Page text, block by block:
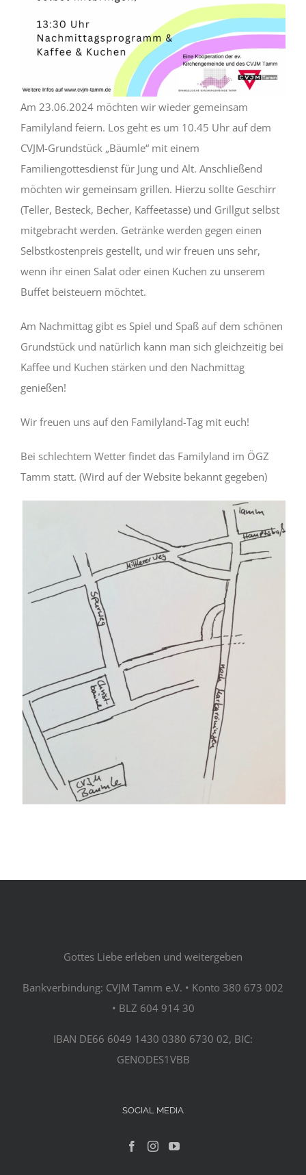
Am 23.06.2024 möchten wir wieder gemeinsam
Familyland feiern. Los geht es um 10.45 Uhr auf dem
CVJM-Grundstück „Bäumle“ mit einem
Familiengottesdienst für Jung und Alt. Anschließend
möchten wir gemeinsam grillen. Hierzu sollte Geschirr
(Teller, Besteck, Becher, Kaffeetasse) und Grillgut selbst
mitgebracht werden. Getränke werden gegen einen
Selbstkostenpreis gestellt, und wir freuen uns sehr,
wenn ihr einen Salat oder einen Kuchen zu unserem
Buffet beisteuern möchtet.
Am Nachmittag gibt es Spiel und Spaß auf dem schönen
Grundstück und natürlich kann man sich gleichzeitig bei
Kaffee und Kuchen stärken und den Nachmittag
genießen!
Wir freuen uns auf den Familyland-Tag mit euch!
Bei schlechtem Wetter findet das Familyland im ÖGZ
Tamm statt. (Wird auf der Website bekannt gegeben)
Gottes Liebe erleben und weitergeben
Bankverbindung: CVJM Tamm e.V. • Konto 380 673 002
• BLZ 604 914 30
IBAN DE66 6049 1430 0380 6730 02, BIC:
GENODES1VBB
SOCIAL MEDIA